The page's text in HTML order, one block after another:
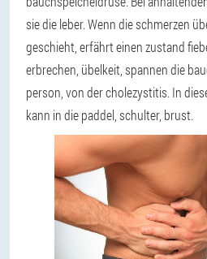
sie die leber. Wenn die schmerzen
geschieht, erfährt einen zustand
erbrechen, übelkeit, spannen die
person, von der cholezystitis. In
kann in die paddel, schulter, brust.